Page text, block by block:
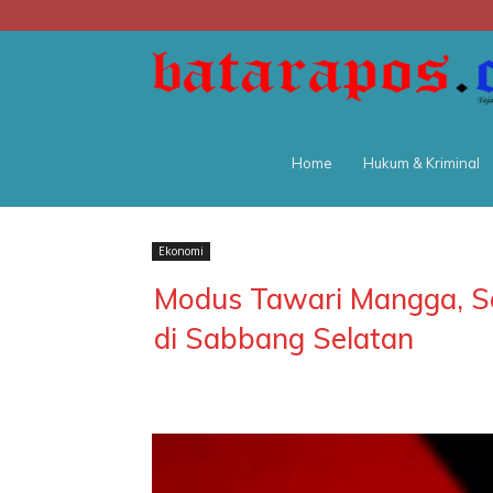
Home Hukum & Kriminal
Ekonomi
Modus Tawari Mangga,
di Sabbang Selatan